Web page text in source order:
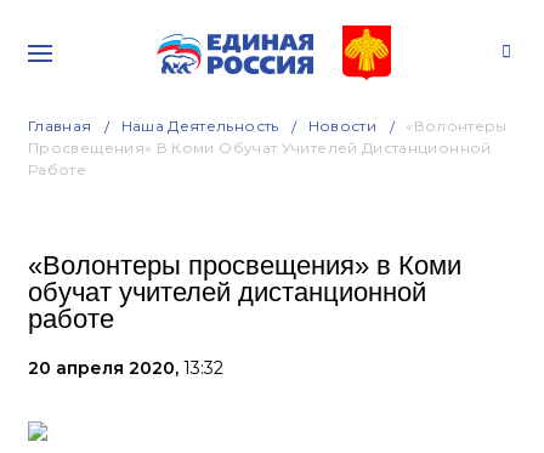
Главная Наша Деятельность Новости
«Волонтеры
Просвещения» В Коми Обучат Учителей Дистанционной
Работе
«Волонтеры просвещения» в Коми
обучат учителей дистанционной
работе
20 апреля 2020, 13:32